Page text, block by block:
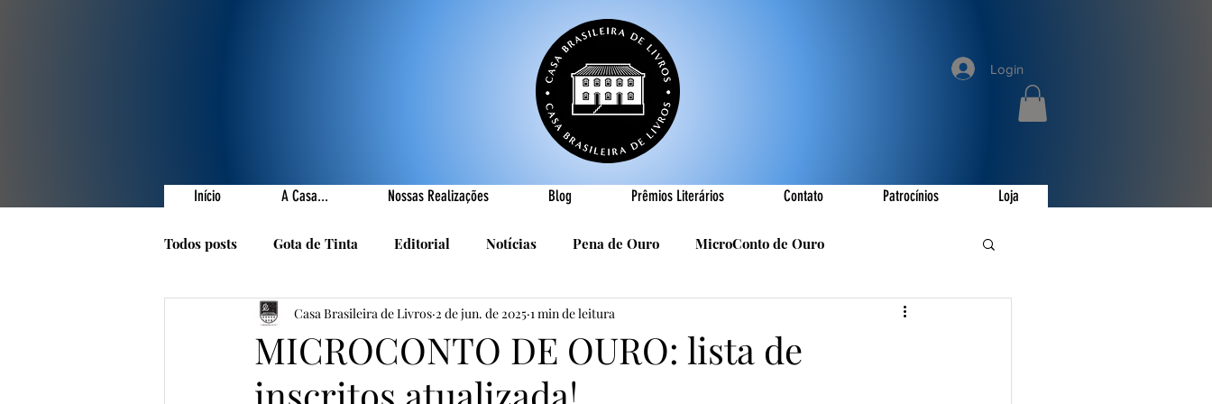
Início A Casa... Nossas Realizações Blog Prêmios Literários Contato Patrocínios Loja
Login
Todos posts Gota de Tinta Editorial Notícias Pena de Ouro MicroConto de Ouro
Prêmios Literários Nossas Realizações Cândido Luís Vasques
1001 Poetas Autores da Casa R. Roldan-Roldan
MICROCONTO DE OURO: lista de
Casa Brasileira de Livros 2 de jun. de 2025 1 min de leitura